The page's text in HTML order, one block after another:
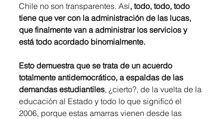
Chile no son transparentes. Así, todo, todo, todo
tiene que ver con la administración de las lucas,
que finalmente van a administrar los servicios y
está todo acordado binomialmente.
Esto demuestra que se trata de un acuerdo
totalmente antidemocrático, a espaldas de las
demandas estudiantiles, ¿cierto?, de la vuelta de la
educación al Estado y todo lo que significó el
2006, porque estas amarras vienen desde las